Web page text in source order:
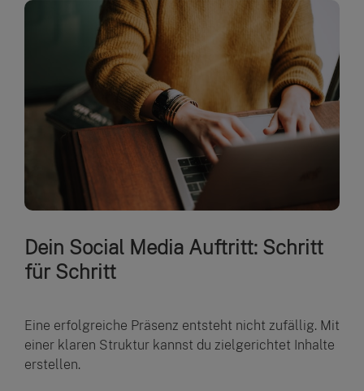
Dein Social Media Auftritt: Schritt
für Schritt
Eine erfolgreiche Präsenz entsteht nicht zufällig. Mit
einer klaren Struktur kannst du zielgerichtet Inhalte
erstellen.